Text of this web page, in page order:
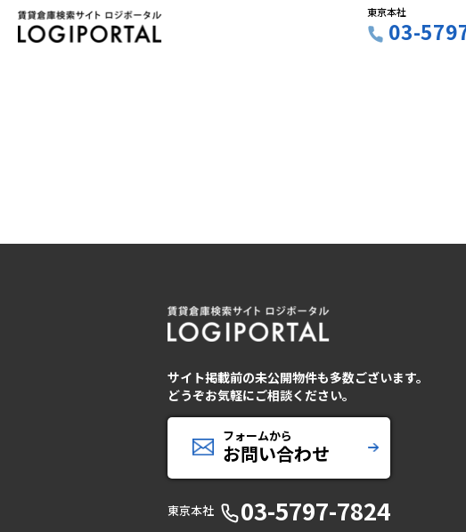
東京本社
03-
サイト掲載前の未公開物件も多数ございます。
どうぞお気軽にご相談ください。
フォームから
お問い合わせ
東京本社 03-5797-7824